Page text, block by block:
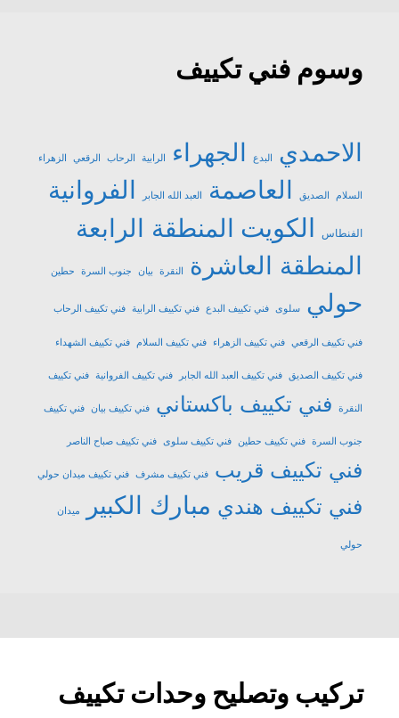
وسوم فني تكييف
الاحمدي البدع الجهراء الرابية الرحاب الرقعي الزهراء
السلام الصديق العاصمة العبد الله الجابر الفروانية
الفنطاس الكويت المنطقة الرابعة
المنطقة العاشرة
النقرة بيان جنوب السرة حطين
حولي سلوى فني تكييف البدع فني تكييف الرابية فني تكييف الرحاب
فني تكييف الرقعي فني تكييف الزهراء فني تكييف السلام فني تكييف الشهداء
فني تكييف الصديق فني تكييف العبد الله الجابر فني تكييف الفروانية فني تكييف
النقرة فني تكييف باكستاني فني تكييف بيان فني تكييف
جنوب السرة فني تكييف حطين فني تكييف سلوى فني تكييف صباح الناصر
فني تكييف قريب فني تكييف مشرف فني تكييف ميدان حولي
فني تكييف هندي مبارك الكبير ميدان
حولي
تركيب وتصليح وحدات تكييف